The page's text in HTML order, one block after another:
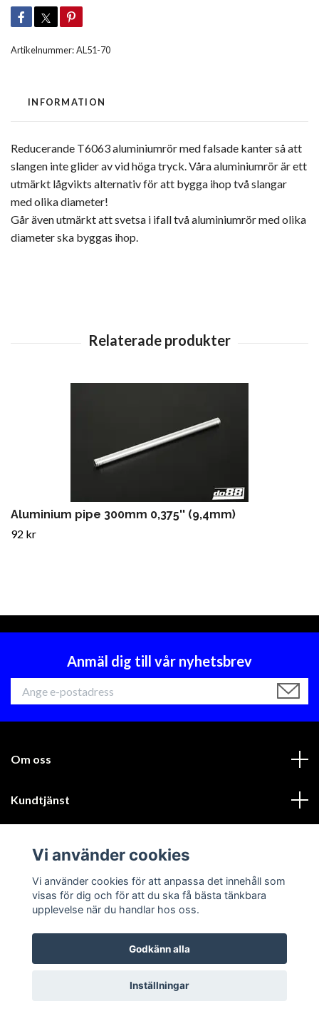
Artikelnummer:AL51-70
INFORMATION
Reducerande T6063 aluminiumrör med falsade kanter så att
slangen inte glider av vid höga tryck. Våra aluminiumrör är ett
utmärkt lågvikts alternativ för att bygga ihop två slangar
med olika diameter!
Går även utmärkt att svetsa i ifall två aluminiumrör med olika
diameter ska byggas ihop.
Aluminium pipe 300mm 0,375'' (9,4mm)
92 kr
Anmäl dig till vår nyhetsbrev
Om oss
Kundtjänst
Sociala medier
© 2026 GIK Racing AB
Vi använder cookies
Vi använder cookies för att anpassa det innehåll som
visas för dig och för att du ska få bästa tänkbara
upplevelse när du handlar hos oss.
Godkänn alla
Inställningar